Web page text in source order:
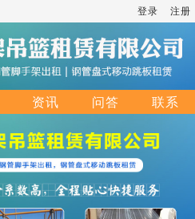
登录 注册
资讯 问答 联系